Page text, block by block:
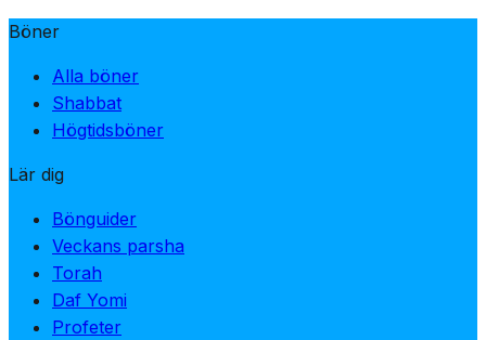
Böner
Alla böner
Shabbat
Högtidsböner
Lär dig
Bönguider
Veckans parsha
Torah
Daf Yomi
Profeter